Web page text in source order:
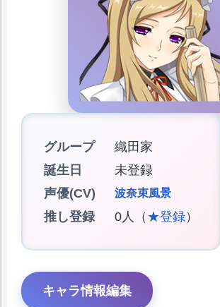
グループ
織田家
誕生日
未登録
声優(CV)
波奈束風景
推し登録 0人（ ★登録）
キャラ情報編集